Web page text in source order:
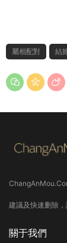
屬相配對 結
建議及快速删除，
關于我們